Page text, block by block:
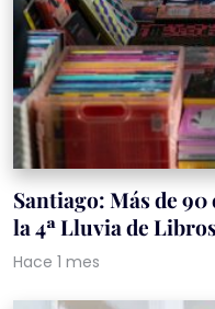
Santiago: Más de
la 4ª Lluvia de
Hace 1 mes